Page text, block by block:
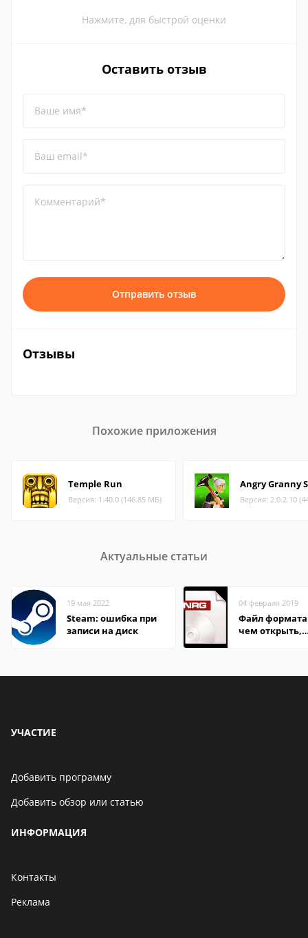
Нажмите, для быстрой оценки
Оставить отзыв
Ваше имя*
Ваш email*
Комментарий*
Отправить отзыв
Отзывы
Похожие приложения
Temple Run
Версия: 1.40.0 (146.85 МБ)
Angry Granny
Версия: 2.0.2.10
Актуальные статьи
19 мая 2022
Steam: ошибка при
записи на диск
04 февраля 2019
Файл формата
чем открыть,
УЧАСТИЕ
Добавить программу
Добавить обзор или статью
ИНФОРМАЦИЯ
Контакты
Реклама